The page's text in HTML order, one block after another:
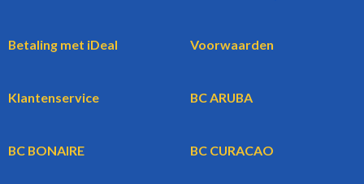
Betaling met iDeal Voorwaarden
Klantenservice BC ARUBA
BC BONAIRE BC CURACAO